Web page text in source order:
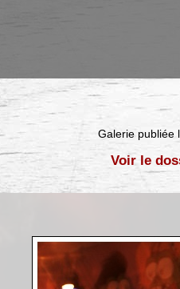
Galerie publiée
Voir le